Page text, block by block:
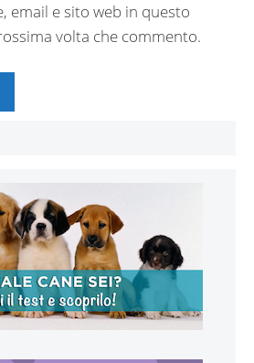
email e sito web in questo
volta che commento.